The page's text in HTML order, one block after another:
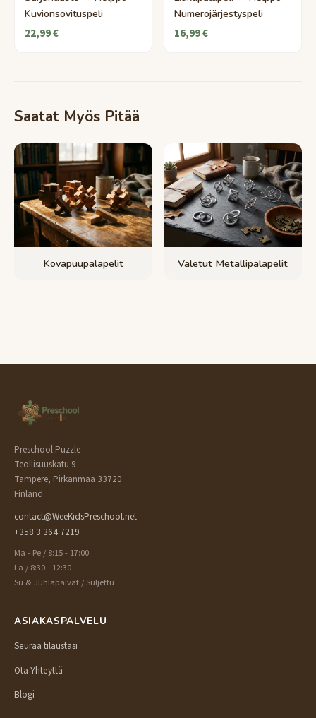
Kuvionsovituspeli
22,99 €
Numerojärjestyspeli
16,99 €
Saatat Myös Pitää
Kovapuupalapelit Valetut Metallipalapelit
Preschool Puzzle
Teollisuuskatu 9
Tampere, Pirkanmaa 33720
Finland
contact@WeeKidsPreschool.net
+358 3 364 7219
Ma - Pe / 8:15 - 17:00
La / 8:30 - 12:30
Su & Juhlapäivät / Suljettu
ASIAKASPALVELU
Seuraa tilaustasi
Ota Yhteyttä
Blogi